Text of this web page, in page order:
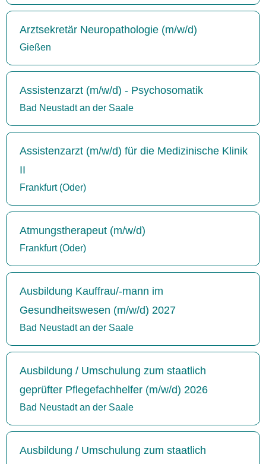
Arztsekretär Neuropathologie (m/w/d)
Gießen
Assistenzarzt (m/w/d) - Psychosomatik
Bad Neustadt an der Saale
Assistenzarzt (m/w/d) für die Medizinische Klinik
II
Frankfurt (Oder)
Atmungstherapeut (m/w/d)
Frankfurt (Oder)
Ausbildung Kauffrau/-mann im
Gesundheitswesen (m/w/d) 2027
Bad Neustadt an der Saale
Ausbildung / Umschulung zum staatlich
geprüfter Pflegefachhelfer (m/w/d) 2026
Bad Neustadt an der Saale
Ausbildung / Umschulung zum staatlich